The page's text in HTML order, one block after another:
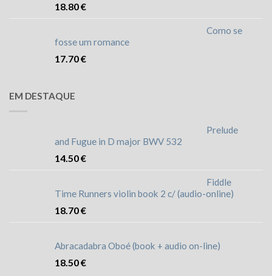
18.80€
Como se
fosse um romance
17.70€
EM DESTAQUE
Prelude
and Fugue in D major BWV 532
14.50€
Fiddle
Time Runners violin book 2 c/ (audio-online)
18.70€
Abracadabra Oboé (book + audio on-line)
18.50€